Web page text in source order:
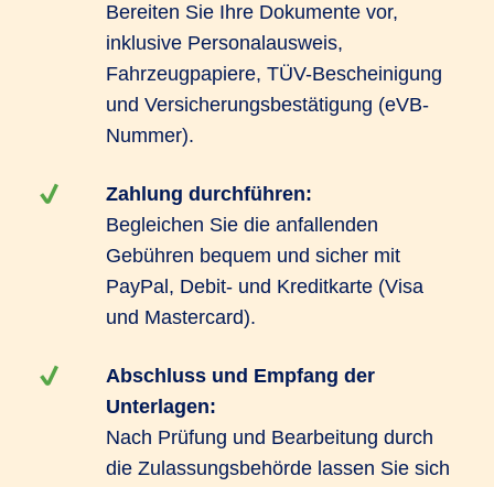
Bereiten Sie Ihre Dokumente vor,
inklusive Personalausweis,
Fahrzeugpapiere, TÜV-Bescheinigung
und Versicherungsbestätigung (eVB-
Nummer).
Zahlung durchführen:
Begleichen Sie die anfallenden
Gebühren bequem und sicher mit
PayPal, Debit- und Kreditkarte (Visa
und Mastercard).
Abschluss und Empfang der
Unterlagen:
Nach Prüfung und Bearbeitung durch
die Zulassungsbehörde lassen Sie sich